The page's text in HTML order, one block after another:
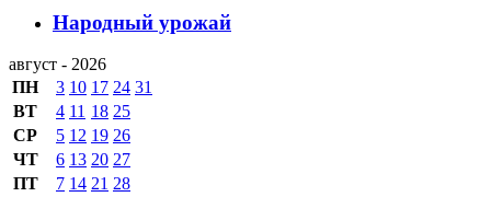
Народный урожай
август - 2026
ПН
3 10 17 24 31
ВТ
4 11 18 25
СР
5 12 19 26
ЧТ
6 13 20 27
ПТ
7 14 21 28